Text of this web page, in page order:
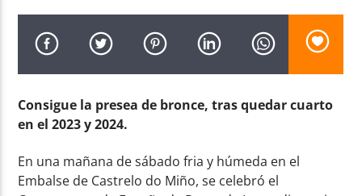
Radio AMGu
Consigue la presea de bronce, tras quedar cuarto
en el 2023 y 2024.
En una mañana de sábado fria y húmeda en el
Embalse de Castrelo do Miño, se celebró el